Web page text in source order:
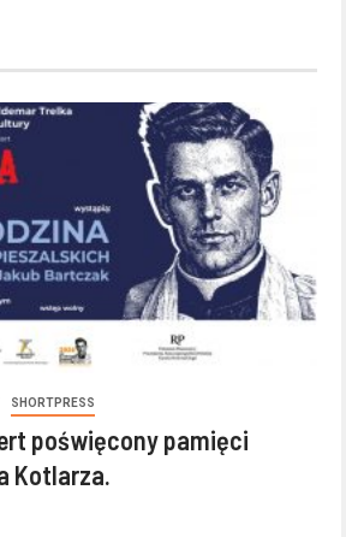
SHORTPRESS
poświęcony pamięci
Kotlarza.